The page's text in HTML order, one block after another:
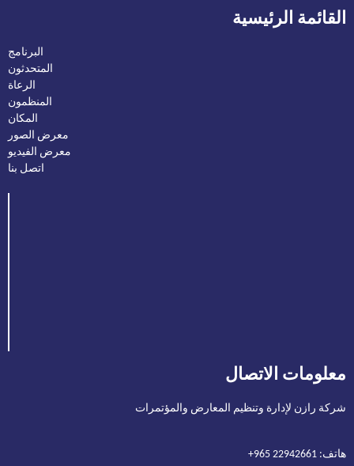
القائمة الرئيسية
البرنامج
المتحدثون
الرعاة
المنظمون
المكان
معرض الصور
معرض الفيديو
اتصل بنا
معلومات الاتصال
شركة رازن لإدارة وتنظيم المعارض والمؤتمرات
هاتف: 22942661 965+